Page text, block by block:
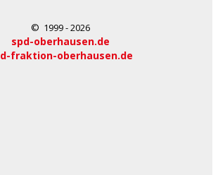
© 1999 - 2026
spd-oberhausen.de
fraktion-oberhausen.de